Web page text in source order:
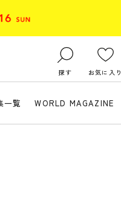
探す お気に入り
一覧 WORLD MAGAZINE